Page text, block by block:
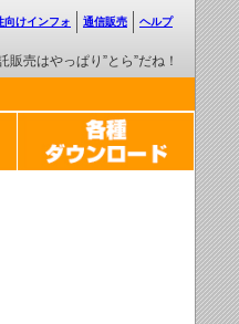
販売はやっぱり”とら”だね！
向けインフォ 通信販売 ヘルプ